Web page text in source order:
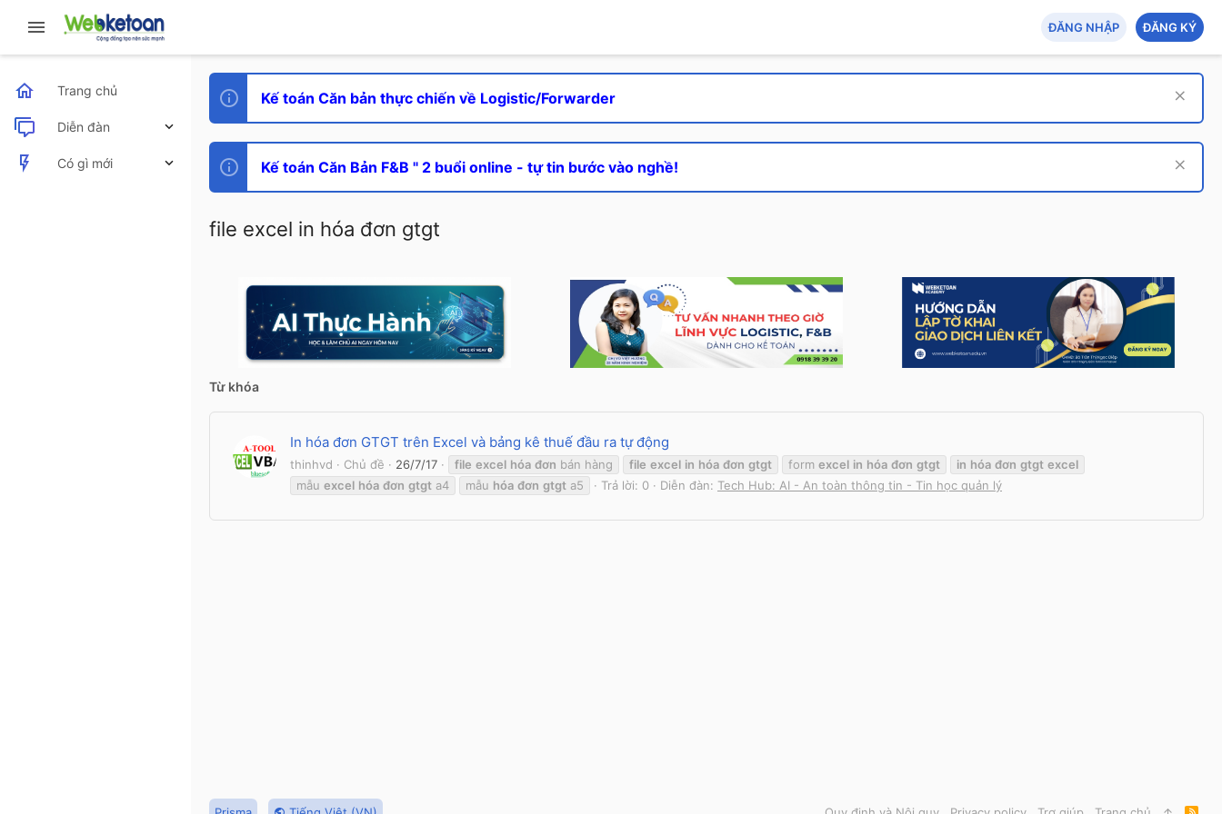
ĐĂNG NHẬP ĐĂNG KÝ
Trang chủ
Diễn đàn
Bài viết mớiCó gì mới
Kế toán Căn bản thực chiến về Logistic/Forwarder
Kế toán Căn Bản F&B " 2 buổi online - tự tin bước vào nghề!
file excel in hóa đơn gtgt
Từ khóa
In hóa đơn GTGT trên Excel và bảng kê thuế đầu ra tự động
thinhvd Chủ đề 26/7/17 file excel hóa đơn bán hàng file excel in hóa đơn gtgt form excel in hóa đơn gtgt in hóa đơn gtgt excel
mẫu excel hóa đơn gtgt a4 mẫu hóa đơn gtgt a5 Trả lời: 0 Diễn đàn: Tech Hub: AI - An toàn thông tin - Tin học quản lý
R